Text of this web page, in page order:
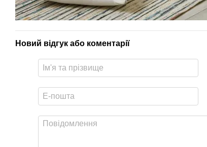
Новий відгук або коментарії